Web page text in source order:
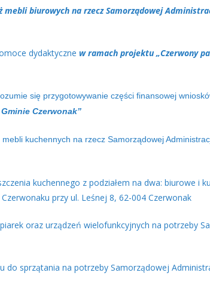
mebli biurowych na rzecz Samorządowej
dydaktyczne w ramach projektu „Czerwony
się przygotowywanie części finansowej
Czerwonak”
kuchennych na rzecz Samorządowej
kuchennego z podziałem na dwa: biurowe i
przy ul. Leśnej 8, 62-004 Czerwonak
oraz urządzeń wielofunkcyjnych na potrzeby
do sprzątania na potrzeby Samorządowej